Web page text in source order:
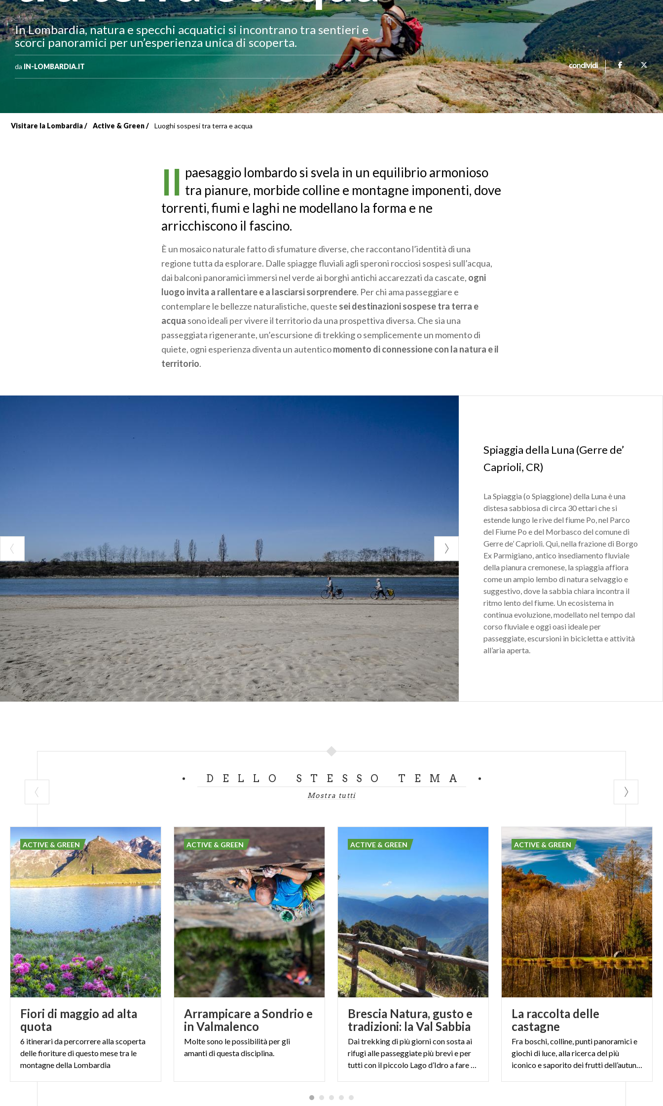
In Lombardia, natura e specchi acquatici si incontrano tra sentieri e
scorci panoramici per un’esperienza unica di scoperta.
da IN-LOMBARDIA.IT condividi
Visitare la Lombardia Active & Green Luoghi sospesi tra terra e acqua
Il paesaggio lombardo si svela in un equilibrio armonioso
tra pianure, morbide colline e montagne imponenti, dove
torrenti, fiumi e laghi ne modellano la forma e ne
arricchiscono il fascino.
È un mosaico naturale fatto di sfumature diverse, che raccontano l’identità di una
regione tutta da esplorare. Dalle spiagge fluviali agli speroni rocciosi sospesi sull’acqua,
dai balconi panoramici immersi nel verde ai borghi antichi accarezzati da cascate, ogni
luogo invita a rallentare e a lasciarsi sorprendere. Per chi ama passeggiare e
contemplare le bellezze naturalistiche, queste sei destinazioni sospese tra terra e
acqua sono ideali per vivere il territorio da una prospettiva diversa. Che sia una
passeggiata rigenerante, un’escursione di trekking o semplicemente un momento di
quiete, ogni esperienza diventa un autenticomomento di connessione con la natura e il
territorio.
Spiaggia della Luna (Gerre de’
Caprioli, CR)
La Spiaggia (o Spiaggione) della Luna è una
distesa sabbiosa di circa 30 ettari che si
estende lungo le rive del fiume Po, nel Parco
del Fiume Po e del Morbasco del comune di
Gerre de’ Caprioli. Qui, nella frazione di Borgo
Ex Parmigiano, antico insediamento fluviale
della pianura cremonese, la spiaggia affiora
come un ampio lembo di natura selvaggio e
suggestivo, dove la sabbia chiara incontra il
ritmo lento del fiume. Un ecosistema in
continua evoluzione, modellato nel tempo dal
corso fluviale e oggi oasi ideale per
passeggiate, escursioni in bicicletta e attività
all’aria aperta.
DELLO STESSO TEMA
Mostra tutti
Fiori di maggio ad alta
quota
6 itinerari da percorrere alla scoperta
delle fioriture di questo mese tra le
montagne della Lombardia
ACTIVE & GREEN
Arrampicare a Sondrio e
in Valmalenco
Moltesono lepossibilitàpergli
amantidiquestadisciplina.
ACTIVE & GREEN
Brescia Natura, gusto e
tradizioni: la Val Sabbia
Dai trekking di più giorni con sosta ai
rifugi alle passeggiate più brevi e per
ACTIVE & GREEN
La raccolta delle
castagne
Fra boschi, colline, punti panoramici e
giochi di luce, alla ricerca del più
ACTIVE & GREEN